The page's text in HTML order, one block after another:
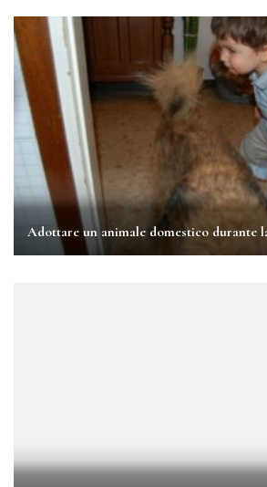
Adottare un animale domestico durante